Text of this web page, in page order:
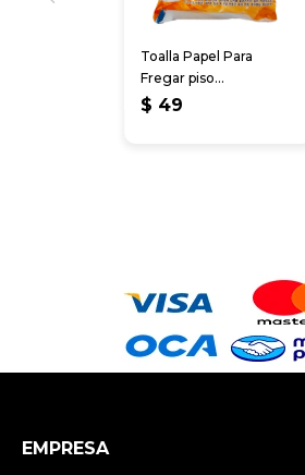
Toalla Papel Para
Fregar piso
Descartables 20*30cm
$ 49
EMPRESA